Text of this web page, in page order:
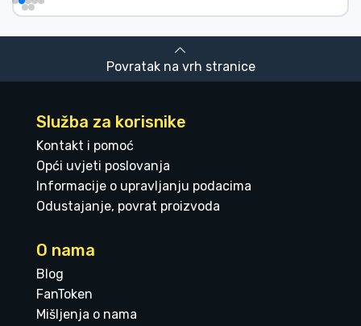
Povratak na vrh stranice
Služba za korisnike
Kontakt i pomoć
Opći uvjeti poslovanja
Informacije o upravljanju podacima
Odustajanje, povrat proizvoda
O nama
Blog
FanToken
Mišljenja o nama